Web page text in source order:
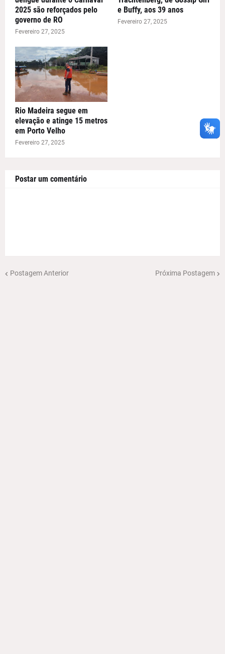
2025 são reforçados pelo
governo de RO
Fevereiro 27, 2025
e Buffy, aos 39 anos
Fevereiro 27, 2025
Rio Madeira segue em
elevação e atinge 15 metros
em Porto Velho
Fevereiro 27, 2025
Postar um comentário
Postagem Anterior Próxima Postagem